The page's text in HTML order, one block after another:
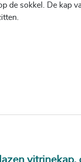
de sokkel. De kap
onderdelen is
Maar ook voor
vitrinekap,